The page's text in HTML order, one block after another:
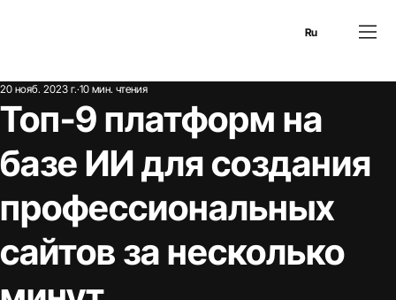
Ru
Топ-9 платформ на
базе ИИ для создания
профессиональных
сайтов за несколько
20 нояб. 2023 г. 10 мин. чтения